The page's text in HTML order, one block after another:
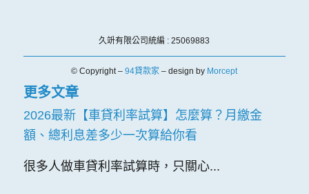
久竔有限公司統編 : 25069883
© Copyright –94貸款家 – design by Morcept
更多文章
2026最新【車貸利率試算】怎麼算？月繳金
額、總利息差多少一次算給你看
很多人做車貸利率試算時，只關心...